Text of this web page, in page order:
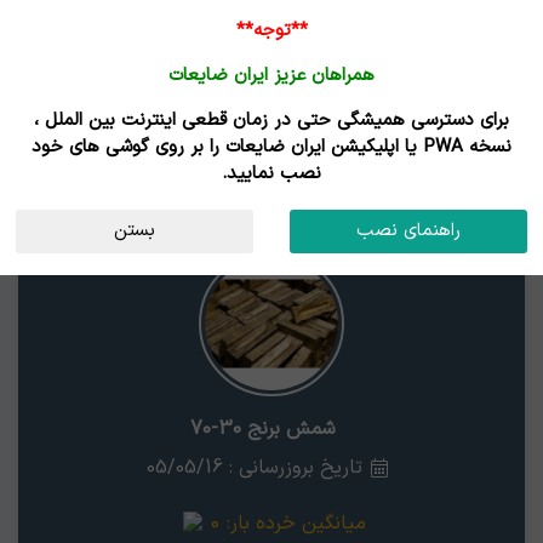
نتایج جستجوی قیمت
استان
شمش برنج 30-70
تاریخ بروزرسانی : 05/05/16
میانگین خرده بار: 0
**توجه**
همراهان عزیز ایران ضایعات
برای دسترسی همیشگی حتی در زمان قطعی اینترنت بین الملل ،
نسخه PWA یا اپلیکیشن ایران ضایعات را بر روی گوشی های خود
نصب نمایید.
راهنمای نصب بستن